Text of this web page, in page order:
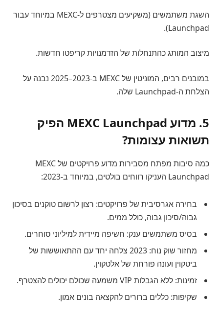
השגת משתמשים (משקיעים מצטרפים ל-MEXC במיוחד עבור
Launchpad).
מיצוב המותג כהתנחלות של הזדמנויות קריפטו חדשות.
במובנים רבים, המוניטין של MEXC ב-2023–2025 נבנה על
הצלחת ה-Launchpad שלה.
5. מדוע MEXC Launchpad הפיק
תשואות עצומות?
כמה סיבות מפתח מסבירות מדוע פרויקטים של MEXC
Launchpad העניקו רווחים בולטים, במיוחד ב-2023:
בחירה אגרסיבית של פרויקטים: רצון לרשום טוקנים בסיכון
גבוה/סיכון גבוה, כולל ממים.
בסיס משתמשים ענק: חשיפה מיידית למיליוני סוחרים.
מחזור שוק נוח: 2023 צלחה יחד עם ההתאוששות של
ביטקוין ועונה פורחת של אלטקוין.
זמינות: ללא הגבלות VIP משמעה שכולם יכולים להצטרף.
שקיפות: כללים ברורים להקצאה בונים אמון.